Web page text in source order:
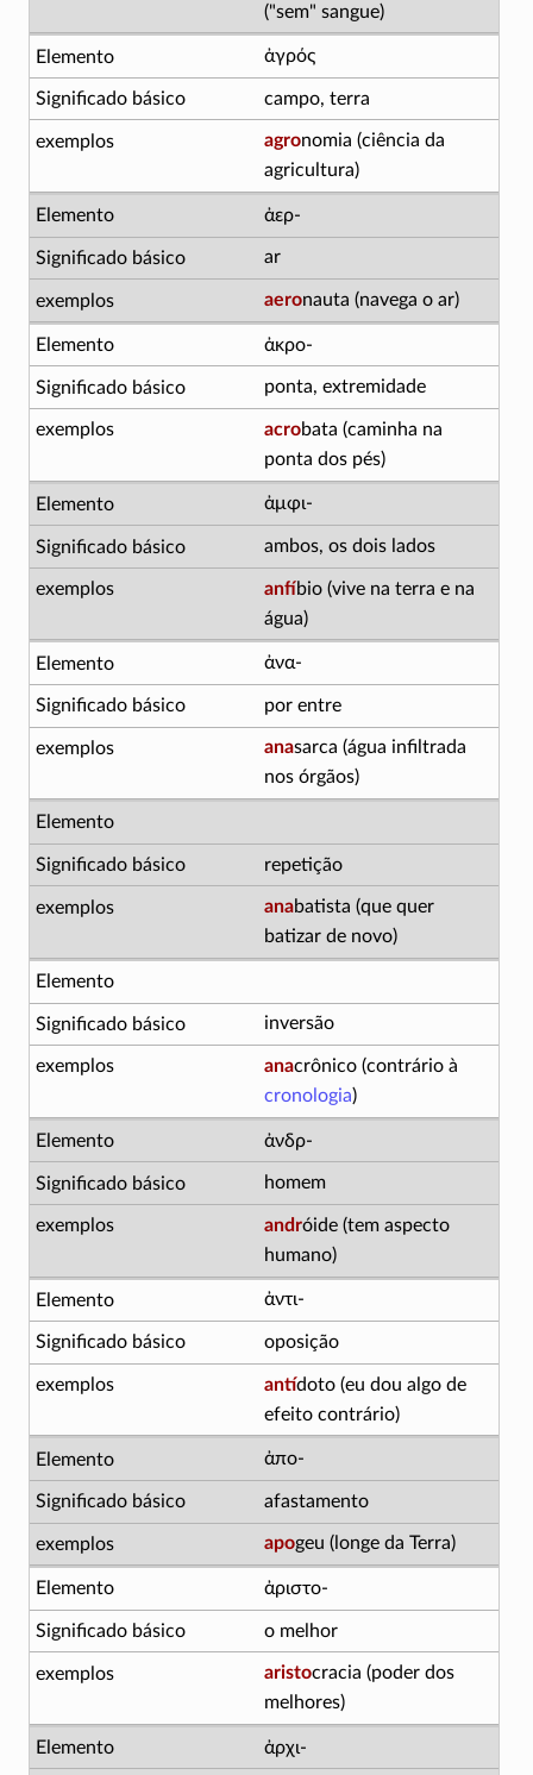
("sem" sangue)
ἀγρός
campo, terra
agronomia (ciência da
agricultura)
ἀερ-
ar
aeronauta (navega o ar)
ἀκρο-
ponta, extremidade
acrobata (caminha na
ponta dos pés)
ἀμφι-
ambos, os dois lados
anfíbio (vive na terra e na
água)
ἀνα-
por entre
anasarca (água infiltrada
nos órgãos)
repetição
anabatista (que quer
batizar de novo)
inversão
anacrônico (contrário à
cronologia)
ἀνδρ-
homem
andróide (tem aspecto
humano)
ἀντι-
oposição
antídoto (eu dou algo de
efeito contrário)
ἀπο-
afastamento
apogeu (longe da Terra)
ἀριστο-
o melhor
aristocracia (poder dos
melhores)
ἀρχι-